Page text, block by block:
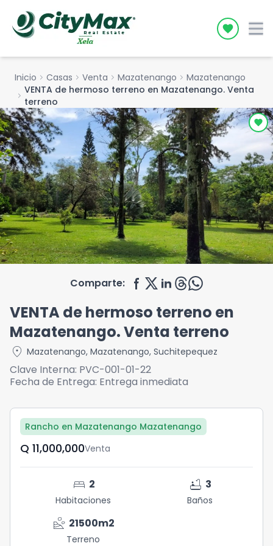
Icon
Inicio chevron_right Casas chevron_right Venta chevron_right Mazatenango chevron_right Mazatenango
chevron_right VENTA de hermoso terreno en Mazatenango. Venta
terreno
Comparte:
VENTA de hermoso terreno en
Mazatenango. Venta terreno
location_on Mazatenango, Mazatenango, Suchitepequez
Clave Interna: PVC-001-01-22
Fecha de Entrega: Entrega inmediata
Rancho en Mazatenango Mazatenango
Q	11,000,000Venta
bed 2
Habitaciones
bathtub 3
Baños
landslide 21500m2
Terreno